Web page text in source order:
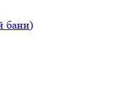
бани)